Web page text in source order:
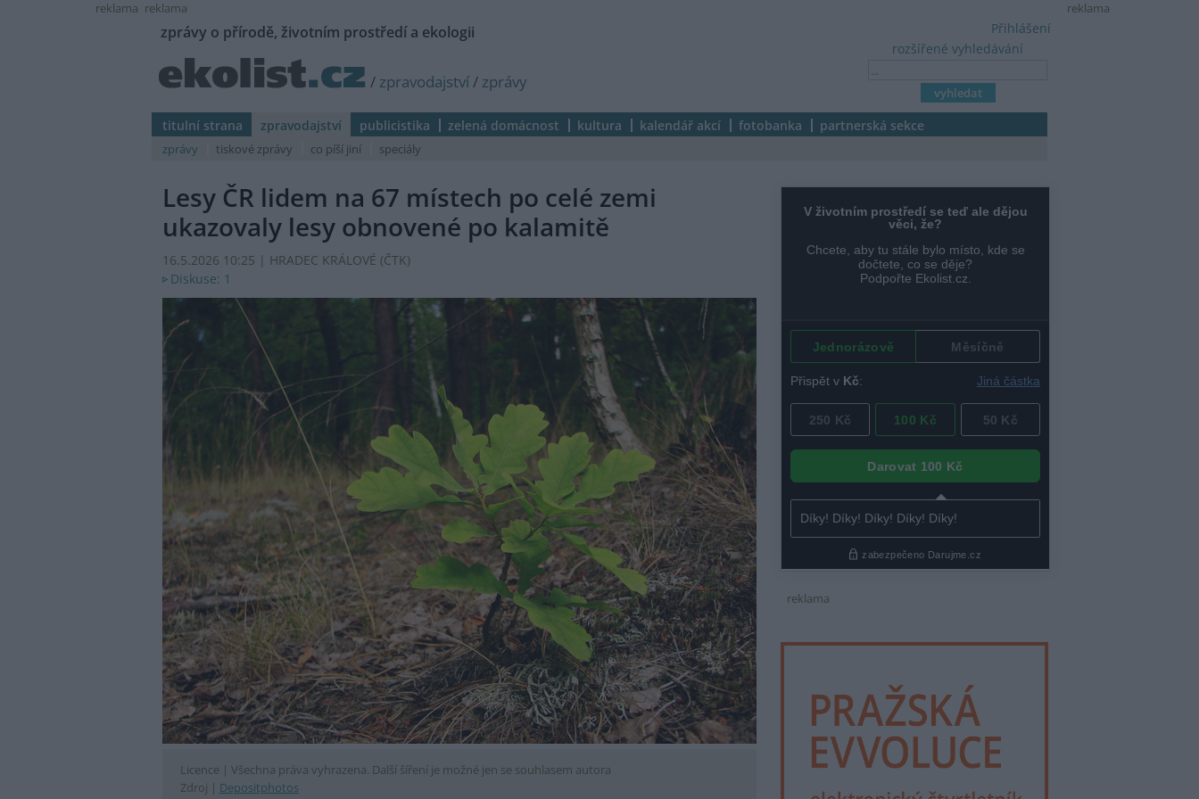
reklama
reklama reklama
zprávy o přírodě, životním prostředí a ekologii
/ zpravodajství/ zprávy
rozšířené vyhledávání
Přihlášení
titulní strana zpravodajství publicistika zelená domácnost kultura kalendář akcí fotobanka partnerská sekce
zprávy tiskové zprávy co píší jiní speciály
Lesy ČR lidem na 67 místech po celé zemi
ukazovaly lesy obnovené po kalamitě
16.5.2026 10:25 | HRADEC KRÁLOVÉ (ČTK)
Diskuse: 1
Licence | Všechna práva vyhrazena. Další šíření je možné jen se souhlasem autora
Zdroj | Depositphotos
reklama